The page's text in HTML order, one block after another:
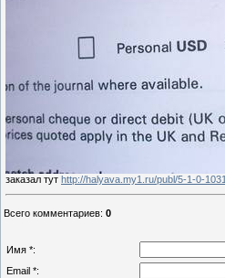
заказал тут http://halyava.my1.ru/publ/5-1-0-1031
Всего комментариев: 0
Имя *:
Email *: